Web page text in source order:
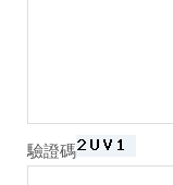
驗證碼